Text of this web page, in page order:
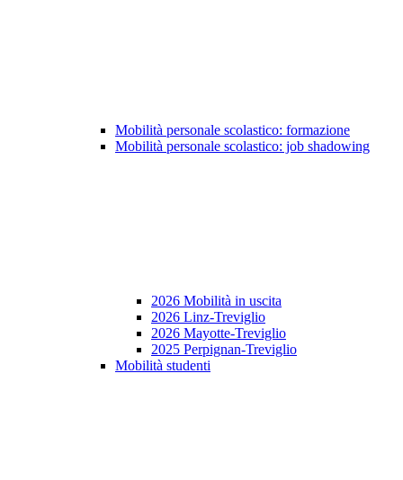
Mobilità personale scolastico: formazione
Mobilità personale scolastico: job shadowing
2026 Mobilità in uscita
2026 Linz-Treviglio
2026 Mayotte-Treviglio
2025 Perpignan-Treviglio
Mobilità studenti